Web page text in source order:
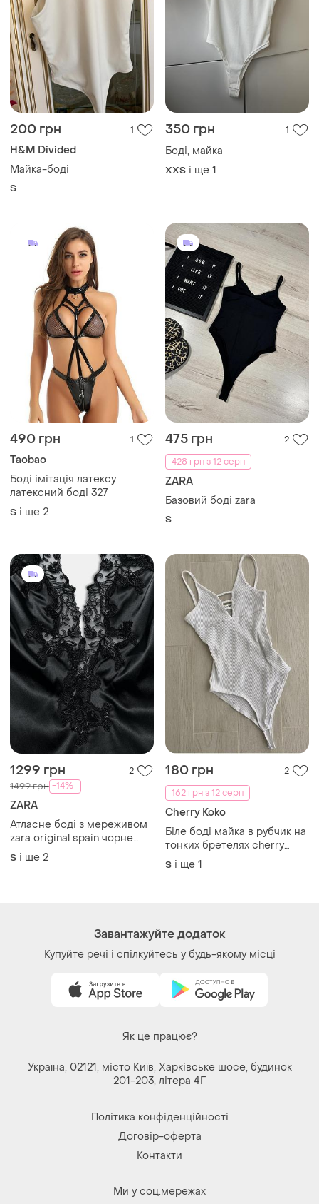
200 грн 1
H&M Divided
Майка-боді
S
350 грн 1
Боді, майка
XХS і ще 1
490 грн 1
Taobao
Боді імітація латексу
латексний боді 327
S і ще 2
475 грн
2
428 грн з 12 серп
ZARA
Базовий боді zara
S
1299 грн 2
1499 грн -14%
ZARA
Атласне боді з мереживом
zara original spain чорне
боді з мереживом зара
чорне боді зара розмір м
S і ще 2
180 грн
2
162 грн з 12 серп
Cherry Koko
Біле боді майка в рубчик на
тонких бретелях cherry
koko розмір с
S і ще 1
Завантажуйте додаток
Купуйте речі і спілкуйтесь у будь-якому місці
Як це працює?
Україна, 02121, місто Київ, Харківське шосе, будинок
201-203, літера 4Г
Політика конфіденційності
Договір-оферта
Контакти
Ми у соц.мережах